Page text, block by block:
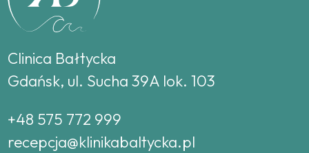
Clinica Bałtycka
Gdańsk, ul. Sucha 39A lok. 103
+48 575 772 999
recepcja@klinikabaltycka.pl